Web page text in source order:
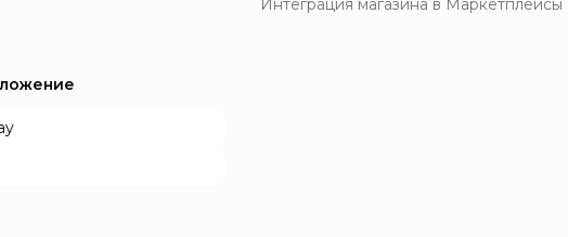
Интеграция магазина в Маркетплейсы